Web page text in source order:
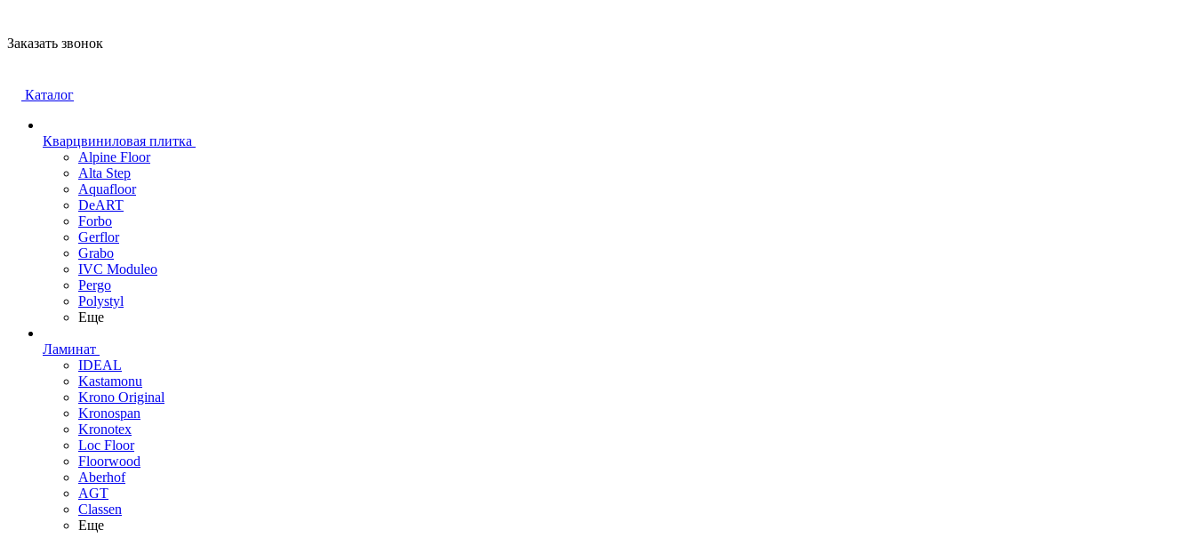
Заказать звонок
Каталог
Кварцвиниловая плитка
Alpine Floor
Alta Step
Aquafloor
DeART
Forbo
Gerflor
Grabo
IVC Moduleo
Pergo
Polystyl
Еще
Ламинат
IDEAL
Kastamonu
Krono Original
Kronospan
Kronotex
Loc Floor
Floorwood
Aberhof
AGT
Classen
Еще